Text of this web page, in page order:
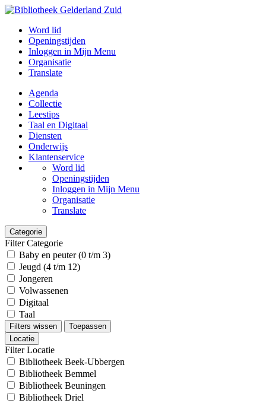
Word lid
Openingstijden
Inloggen in Mijn Menu
Organisatie
Translate
Agenda
Collectie
Leestips
Taal en Digitaal
Diensten
Onderwijs
Klantenservice
Word lid
Openingstijden
Inloggen in Mijn Menu
Organisatie
Translate
Categorie
Filter Categorie
Baby en peuter (0 t/m 3)
Jeugd (4 t/m 12)
Jongeren
Volwassenen
Digitaal
Taal
Filters wissen
Toepassen
Locatie
Filter Locatie
Bibliotheek Beek-Ubbergen
Bibliotheek Bemmel
Bibliotheek Beuningen
Bibliotheek Driel